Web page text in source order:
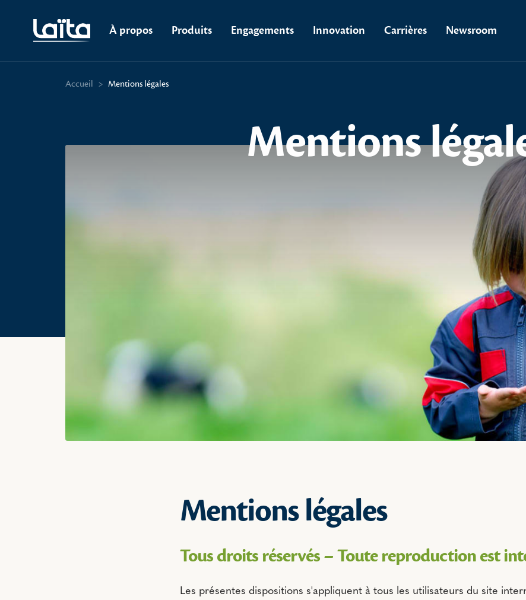
À propos Produits Engagements Innovation Carrières Newsroom
Accueil > Mentions légales
Mentions
Mentions légales
Tous droits réservés – Toute reproduction est
Les présentes dispositions s'appliquent à tous les utilisateurs du site